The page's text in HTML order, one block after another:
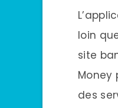
loin
site
Money
des